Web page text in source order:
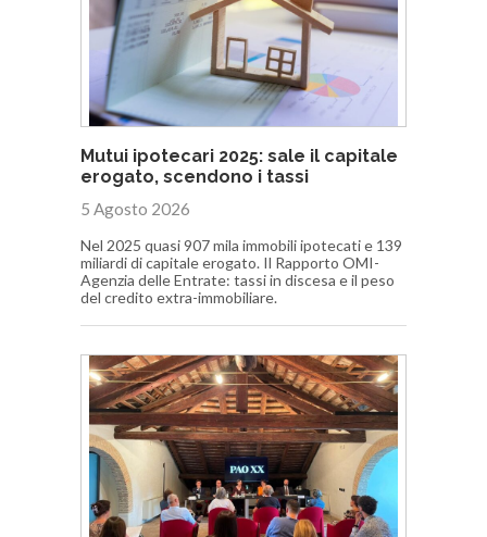
Mutui ipotecari 2025: sale il capitale
erogato, scendono i tassi
5 Agosto 2026
Nel 2025 quasi 907 mila immobili ipotecati e 139
miliardi di capitale erogato. Il Rapporto OMI-
Agenzia delle Entrate: tassi in discesa e il peso
del credito extra-immobiliare.